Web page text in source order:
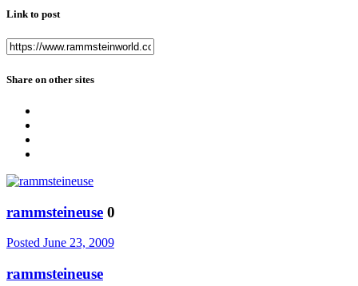
Link to post
Share on other sites
rammsteineuse 0
Posted June 23, 2009
rammsteineuse